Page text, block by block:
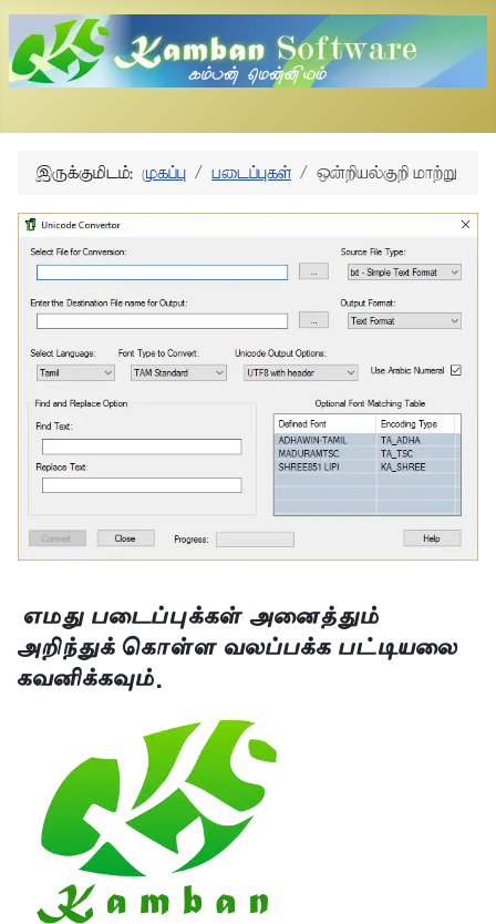
இருக்குமிடம்: முகப்பு படைப்புகள் ஒன்றியல்குறி மாற்று
எமது படைப்புக்கள் அனைத்தும்
அறிந்துக் கொள்ள வலப்பக்க பட்டியலை
கவனிக்கவும்.